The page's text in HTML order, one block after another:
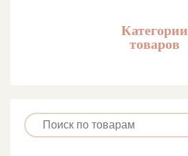
Категории
товаров